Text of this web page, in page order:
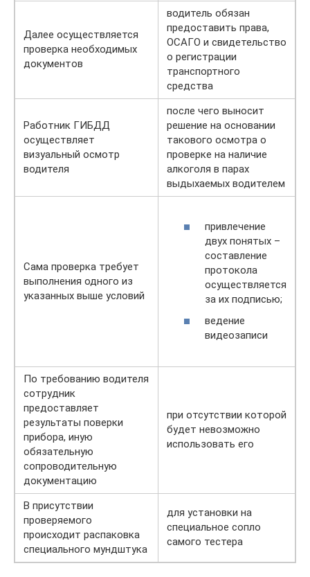
Далее осуществляется
проверка необходимых
документов
водитель обязан
предоставить права,
ОСАГО и свидетельство
о регистрации
транспортного
средства
Работник ГИБДД
осуществляет
визуальный осмотр
водителя
после чего выносит
решение на основании
такового осмотра о
проверке на наличие
алкоголя в парах
выдыхаемых водителем
Сама проверка требует
выполнения одного из
указанных выше условий
привлечение
двух понятых –
составление
протокола
осуществляется
за их подписью;
ведение
видеозаписи
По требованию водителя
сотрудник
предоставляет
результаты поверки
прибора, иную
обязательную
сопроводительную
документацию
при отсутствии которой
будет невозможно
использовать его
В присутствии
проверяемого
происходит распаковка
специального мундштука
для установки на
специальное сопло
самого тестера